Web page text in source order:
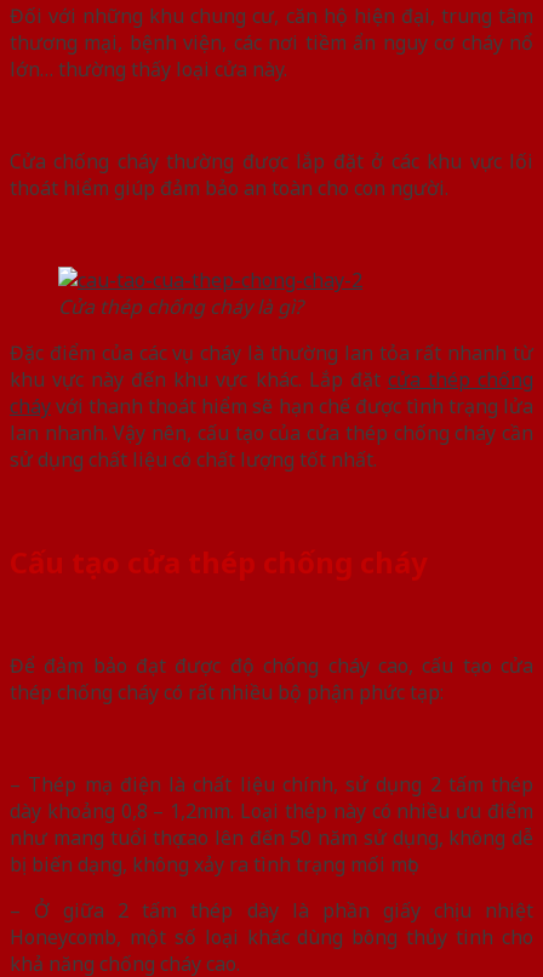
Đối với những khu chung cư, căn hộ hiện đại, trung tâm
thương mại, bệnh viện, các nơi tiềm ẩn nguy cơ cháy nổ
lớn… thường thấy loại cửa này.
Cửa chống cháy thường được lắp đặt ở các khu vực lối
thoát hiểm giúp đảm bảo an toàn cho con người.
Cửa thép chống cháy là gì?
Đặc điểm của các vụ cháy là thường lan tỏa rất nhanh từ
khu vực này đến khu vực khác. Lắp đặt cửa thép chống
cháyvới thanh thoát hiểm sẽ hạn chế được tình trạng lửa
lan nhanh. Vậy nên, cấu tạo của cửa thép chống cháy cần
sử dụng chất liệu có chất lượng tốt nhất.
Cấu tạo cửa thép chống cháy
Để đảm bảo đạt được độ chống cháy cao, cấu tạo cửa
thép chống cháy có rất nhiều bộ phận phức tạp:
– Thép mạ điện là chất liệu chính, sử dụng 2 tấm thép
dày khoảng 0,8 – 1,2mm. Loại thép này có nhiều ưu điểm
như mang tuổi thọ cao lên đến 50 năm sử dụng, không dễ
bị biến dạng, không xảy ra tình trạng mối mọt.
– Ở giữa 2 tấm thép dày là phần giấy chịu nhiệt
Honeycomb, một số loại khác dùng bông thủy tinh cho
khả năng chống cháy cao.